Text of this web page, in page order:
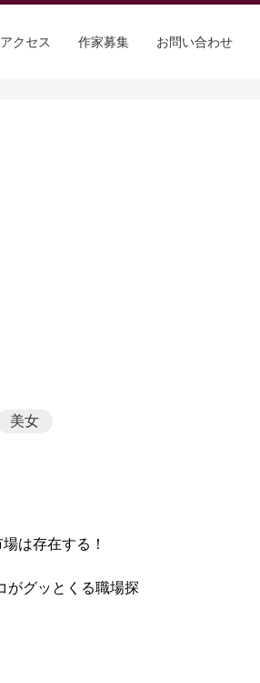
アクセス 作家募集 お問い合わせ
美女
は存在する！
がグッとくる職場探